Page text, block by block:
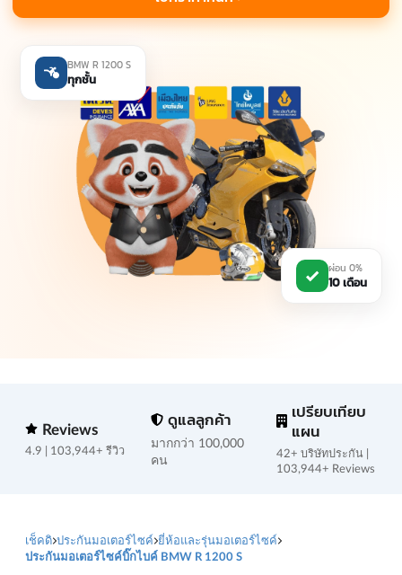
BMW R 1200 S
ทุกชั้น
ผ่อน 0%
10 เดือน
Reviews
4.9 | 103,944+ รีวิว
ดูแลลูกค้า
มากกว่า 100,000
คน
เปรียบเทียบ
แผน
42+ บริษัทประกัน |
103,944+ Reviews
เช็คดิ ประกันมอเตอร์ไซค์ ยี่ห้อและรุ่นมอเตอร์ไซค์
ประกันมอเตอร์ไซค์บิ๊กไบค์ BMW R 1200 S